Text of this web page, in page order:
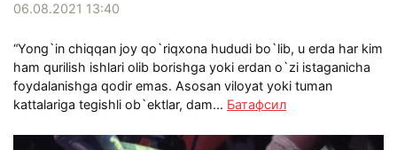
06.08.2021 13:40
“Yong`in chiqqan joy qo`riqxona hududi bo`lib, u erda har kim
ham qurilish ishlari olib borishga yoki erdan o`zi istaganicha
foydalanishga qodir emas. Asosan viloyat yoki tuman
kattalariga tegishli ob`ektlar, dam... Батафсил